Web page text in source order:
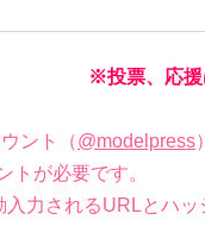
※投票、応援
ント（@modelpress
トが必要です。
入力されるURLとハッ